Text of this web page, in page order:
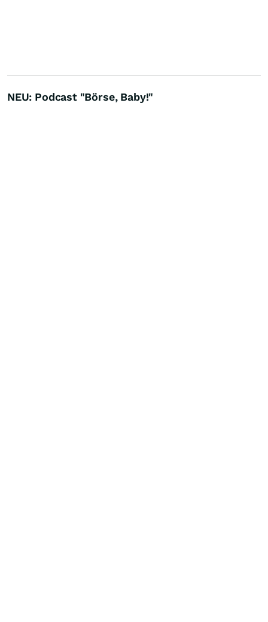
NEU: Podcast "Börse, Baby!"